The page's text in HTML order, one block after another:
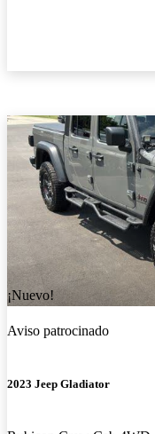
¡Nuevo!
Aviso patrocinado
2023 Jeep Gladiator